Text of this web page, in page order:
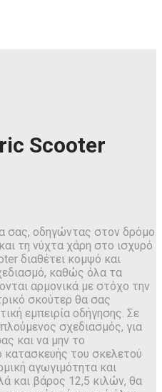
Scooter
σας, οδηγώντας στον δρόμο
τη νύχτα χάρη στο ισχυρό
διαθέτει κομψό και
καθώς όλα τα
αρμονικά με στόχο την
σκούτερ θα σας
εμπειρία οδήγησης. Σε
σχεδιασμός, για
και να μην το
του σκελετού
αγωγιμότητα και
και βάρος 12,5 κιλών, θα